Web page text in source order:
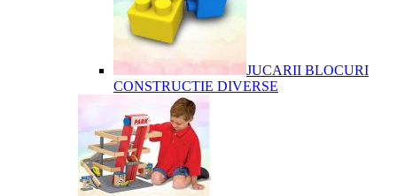
JUCARII BLOCURI
CONSTRUCTIE DIVERSE